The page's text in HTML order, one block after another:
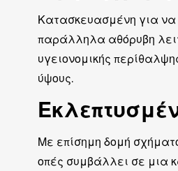
Κατασκευασμένη για να
παράλληλα αθόρυβη
υγειονομικής
ύψους.
Με επίσημη δομή
οπές συμβάλλει σε μια